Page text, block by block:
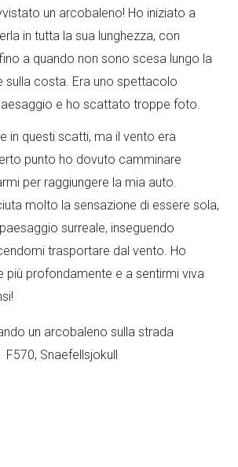
un arcobaleno! Ho iniziato a
in tutta la sua lunghezza, con
a quando non sono scesa lungo la
sulla costa. Era uno spettacolo
e ho scattato troppe foto.
in questi scatti, ma il vento era
punto ho dovuto camminare
per raggiungere la mia auto.
molto la sensazione di essere sola,
surreale, inseguendo
trasportare dal vento. Ho
più profondamente e a sentirmi viva